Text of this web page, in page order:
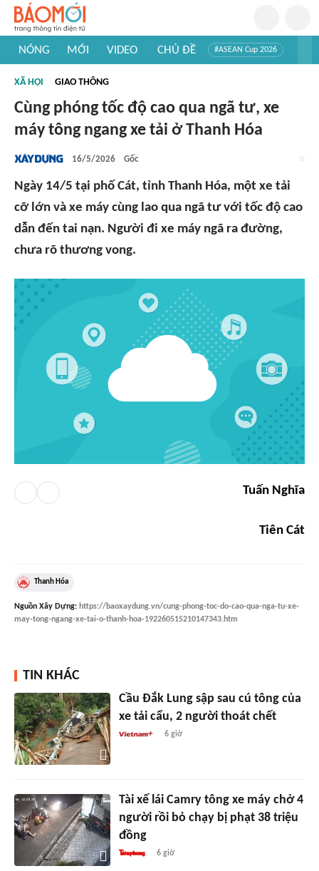
NÓNG MỚI VIDEO CHỦ ĐỀ #ASEAN Cup 2026
#Khám phá thế giới
XÃ HỘI GIAO THÔNG
Cùng phóng tốc độ cao qua ngã tư, xe
máy tông ngang xe tải ở Thanh Hóa
16/5/2026 Gốc
Ngày 14/5 tại phố Cát, tỉnh Thanh Hóa, một xe tải
cỡ lớn và xe máy cùng lao qua ngã tư với tốc độ cao
dẫn đến tai nạn. Người đi xe máy ngã ra đường,
chưa rõ thương vong.
Tuấn Nghĩa
Tiên Cát
Thanh Hóa
Nguồn Xây Dựng: https://baoxaydung.vn/cung-phong-toc-do-cao-qua-nga-tu-xe-
may-tong-ngang-xe-tai-o-thanh-hoa-192260515210147343.htm
TIN KHÁC
Cầu Đắk Lung sập sau cú tông của
xe tải cẩu, 2 người thoát chết
6 giờ
Tài xế lái Camry tông xe máy chở 4
người rồi bỏ chạy bị phạt 38 triệu
đồng
6 giờ